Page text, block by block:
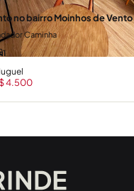
no bairro Moinhos de Vento
Caminha
1
4.500